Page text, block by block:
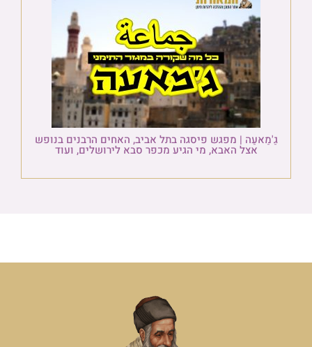
גַ'מַאעַה | מפגש פיסגה בתל אביב, האחים הרבנים בנופש
אצל האבא, מי הגיע מכפר סבא לירושלים, ועוד